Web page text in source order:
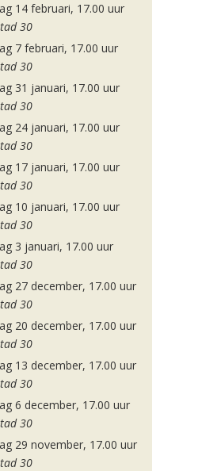
14 februari, 17.00 uur
30
7 februari, 17.00 uur
30
31 januari, 17.00 uur
30
24 januari, 17.00 uur
30
17 januari, 17.00 uur
30
10 januari, 17.00 uur
30
3 januari, 17.00 uur
30
27 december, 17.00 uur
30
20 december, 17.00 uur
30
13 december, 17.00 uur
30
6 december, 17.00 uur
30
29 november, 17.00 uur
30